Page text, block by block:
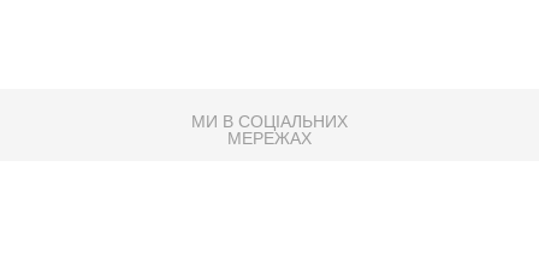
МИ В СОЦІАЛЬНИХ
МЕРЕЖАХ